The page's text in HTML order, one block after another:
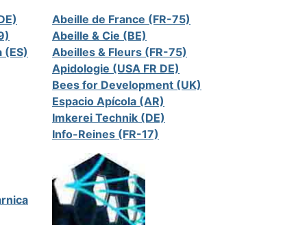
(ES)
Abeille de France (FR-75)
Abeille & Cie (BE)
Abeilles & Fleurs (FR-75)
Apidologie (USA FR DE)
Bees for Development (UK)
Espacio Apícola (AR)
Imkerei Technik (DE)
Info-Reines (FR-17)